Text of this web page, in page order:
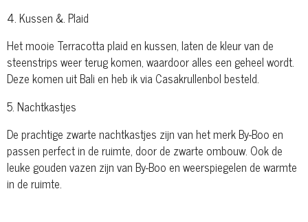
4. Kussen &. Plaid
Het mooie Terracotta plaid en kussen, laten de kleur van de
steenstrips weer terug komen, waardoor alles een geheel wordt.
Deze komen uit Bali en heb ik via Casakrullenbol besteld.
5. Nachtkastjes
De prachtige zwarte nachtkastjes zijn van het merk By-Boo en
passen perfect in de ruimte, door de zwarte ombouw. Ook de
leuke gouden vazen zijn van By-Boo en weerspiegelen de warmte
in de ruimte.